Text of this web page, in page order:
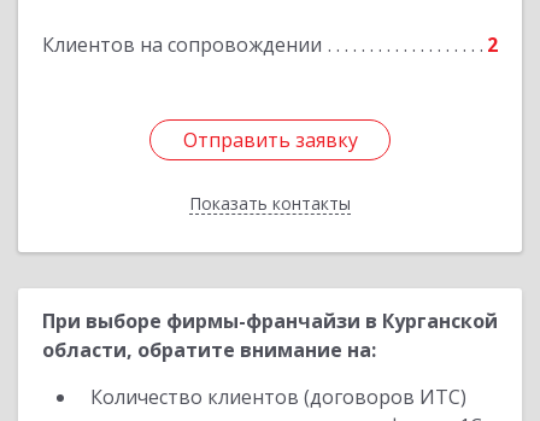
Клиентов на сопровождении 2
Отправить заявку
Показать контакты
Отправить заявку
Назад
При выборе фирмы-франчайзи в Курганской
области, обратите внимание на:
Количество клиентов (договоров ИТС)